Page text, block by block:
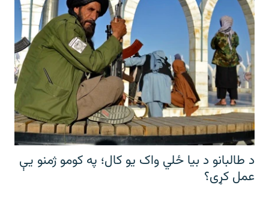
د طالبانو د بیا ځلي واک یو کال؛ په کومو ژمنو یې
عمل کړی؟